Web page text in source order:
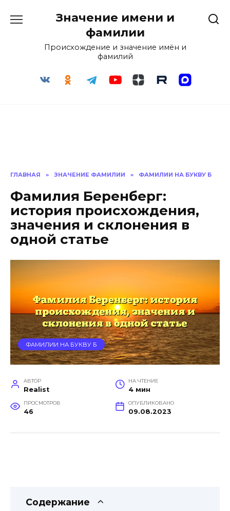
Значение имени и
фамилии
Происхождение и значение имён и
фамилий
ГЛАВНАЯ » ЗНАЧЕНИЕ ФАМИЛИИ » ФАМИЛИИ НА БУКВУ Б
Фамилия Беренберг:
история происхождения,
значения и склонения в
одной статье
ФАМИЛИИ НА БУКВУ Б
АВТОР
Realist
НА ЧТЕНИЕ
4 мин
ПРОСМОТРОВ
46
ОПУБЛИКОВАНО
09.08.2023
Содержание